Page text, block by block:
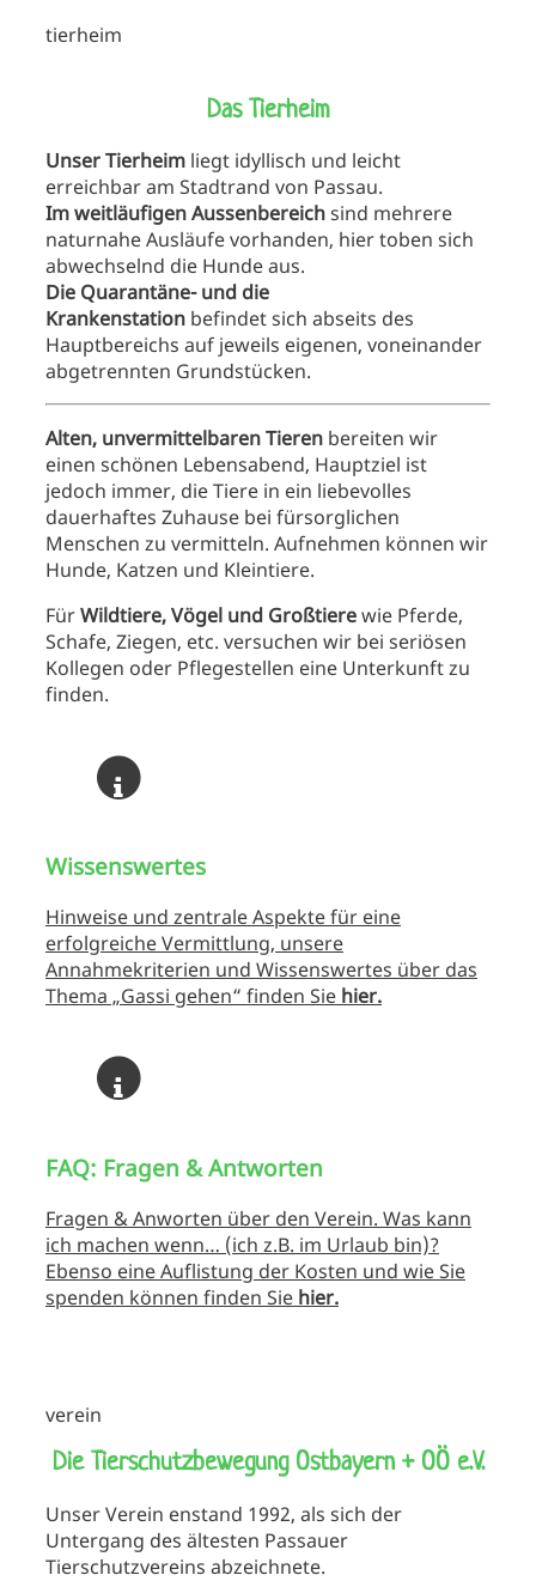
tierheim
Das Tierheim
Unser Tierheim liegt idyllisch und leicht
erreichbar am Stadtrand von Passau.
Im weitläufigen Aussenbereichsind mehrere
naturnahe Ausläufe vorhanden, hier toben sich
abwechselnd die Hunde aus.
Die Quarantäne- und die
Krankenstation befindet sich abseits des
Hauptbereichs auf jeweils eigenen, voneinander
abgetrennten Grundstücken.
Alten, unvermittelbaren Tieren bereiten wir
einen schönen Lebensabend, Hauptziel ist
jedoch immer, die Tiere in ein liebevolles
dauerhaftes Zuhause bei fürsorglichen
Menschen zu vermitteln. Aufnehmen können wir
Hunde, Katzen und Kleintiere.
FürWildtiere, Vögel und Großtierewie Pferde,
Schafe, Ziegen, etc. versuchen wir bei seriösen
Kollegen oder Pflegestellen eine Unterkunft zu
finden.
Wissenswertes
Hinweise und zentrale Aspekte für eine
erfolgreiche Vermittlung, unsere
Annahmekriterien und Wissenswertes über das
Thema „Gassi gehen“ finden Sie hier.
FAQ: Fragen & Antworten
Fragen & Anworten über den Verein. Was kann
ich machen wenn… (ich z.B. im Urlaub bin)?
Ebenso eine Auflistung der Kosten und wie Sie
spenden können finden Sie hier.
verein
Die Tierschutzbewegung Ostbayern + OÖ e.V.
Unser Verein enstand 1992, als sich der
Untergang des ältesten Passauer
Tierschutzvereins abzeichnete.